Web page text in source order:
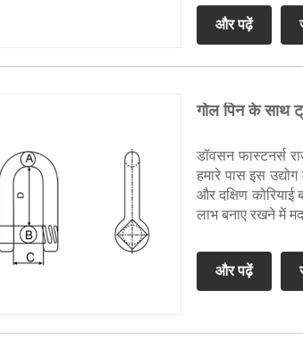
और पढ़ें
गोल पिन के साथ
डॉवसन फास्टनर्स
हमारे पास इस
और दक्षिण कोरियाई
लाभ बनाए रखने में
और पढ़ें